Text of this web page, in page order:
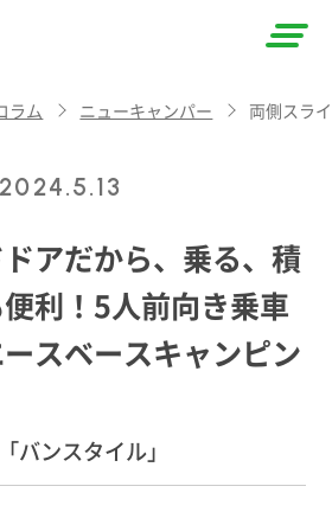
ラム ニューキャンパー 両側スラ
2024.5.13
アだから、乗る、積
利！5人前向き乗車
スベースキャンピン
バンスタイル」